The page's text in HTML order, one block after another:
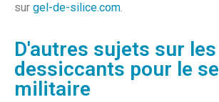
sur gel-de-silice.com.
D'autres sujets sur les
dessiccants pour le
militaire